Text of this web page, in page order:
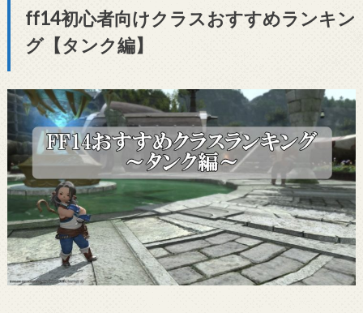
ff14初心者向けクラスおすすめランキン
グ【タンク編】